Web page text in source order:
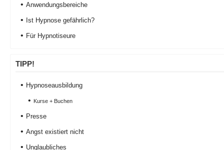
Anwendungsbereiche
Ist Hypnose gefährlich?
Für Hypnotiseure
TIPP!
Hypnoseausbildung
Kurse + Buchen
Presse
Angst existiert nicht
Unglaubliches